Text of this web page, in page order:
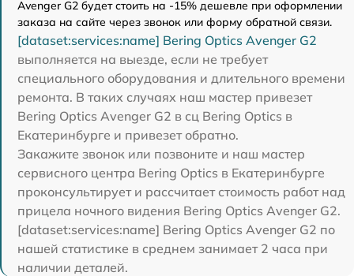
Avenger G2 будет стоить на -15% дешевле при оформлении
заказа на сайте через звонок или форму обратной связи.
[dataset:services:name] Bering Optics Avenger G2
выполняется на выезде, если не требует
специального оборудования и длительного времени
ремонта. В таких случаях наш мастер привезет
Bering Optics Avenger G2 в сц Bering Optics в
Екатеринбурге и привезет обратно.
Закажите звонок или позвоните и наш мастер
сервисного центра Bering Optics в Екатеринбурге
проконсультирует и рассчитает стоимость работ над
прицела ночного видения Bering Optics Avenger G2.
[dataset:services:name] Bering Optics Avenger G2 по
нашей статистике в среднем занимает 2 часа при
наличии деталей.